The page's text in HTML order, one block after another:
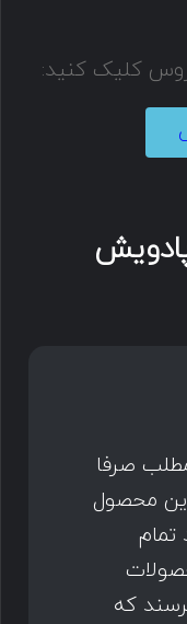
کلیک کنید:
صرفا
محصول
که